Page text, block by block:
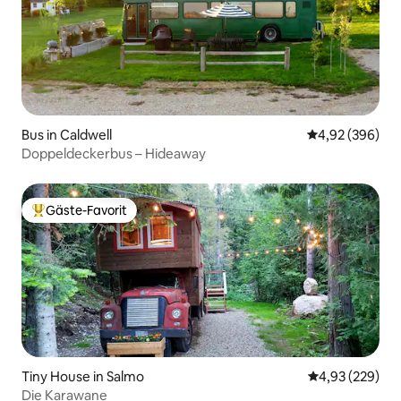
Bus in Caldwell
4,92 (396)
Doppeldeckerbus – Hideaway
Beliebter Gäste-Favorit.
Gäste-Favorit
Tiny House in Salmo
4,93 (229)
Die Karawane